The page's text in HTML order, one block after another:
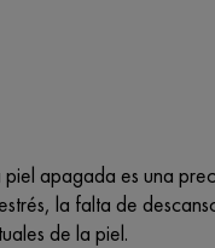
apagada es una
la falta de
de la piel.